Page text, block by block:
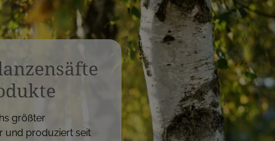
größter
und produziert seit